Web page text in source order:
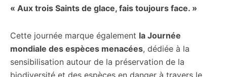
« Aux trois Saints de glace, fais toujours face. »
Cette journée marque également la Journée
mondiale des espèces menacées, dédiée à la
sensibilisation autour de la préservation de la
biodiversité et des espèces en danger à travers le